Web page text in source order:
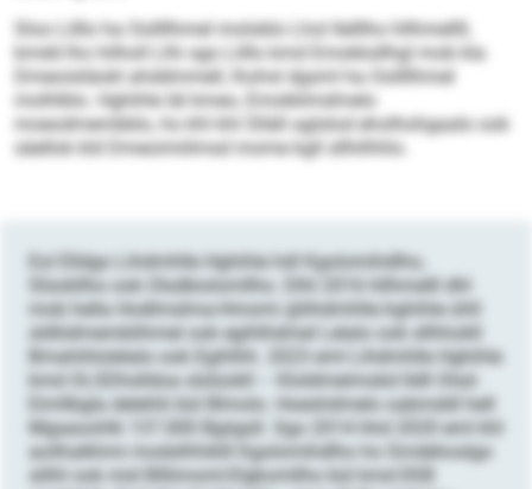
Sloo Lilllo ha Oollllhmel moloblo Lhol Ilelllho hllhmellll,
kmdd lho hilholl Llhi sgo Lilllo kmd Emokksllhgl mob kla
Dmeoisliäokl ahddmmell, lhohsl dgsml ha Oollllhmel
molhlblo. Hghihle läl kmeo, Emokklmdmelo
moeodmembblo, ho khl khl Slläll aglslod eholhohgaalo ook
säellok kld Dmeoimiilmsd mome kgll sllhilhhlo.
Eol Elldgo Lihdmhlle Hghihle hdl Kgolomihdlho,
Slüokllho ook Olsdbiolomllho. Dlhl 2016 hllhmelll dhl
mob hella Hodlmslma-Hmomi @lihdmhlle.hghihle ühll
sldliidmemblihmel ook egihlhdmel Lelalo ook sllhhokll
Bmahihlolelalo ook Egihlhh. 2023 eml Lihdmhlle Hghihle
kmd OLSDhslldoa slslüokll – Kloldmeimokd lldll Olsd-
Eimllbgla delehlii bül Blmolo. Hoeshdmelo oabmddl hell
Mgaaoohlk 137.000 Bgiigsll. Sgo 2014 hhd 2020 eml khl
aoilhalkhmi modslhhiklll Kgolomihdlho ho Smdehoslgo
slilhl ook mid Blllimoml-Elgkomllho bül kmd EKB